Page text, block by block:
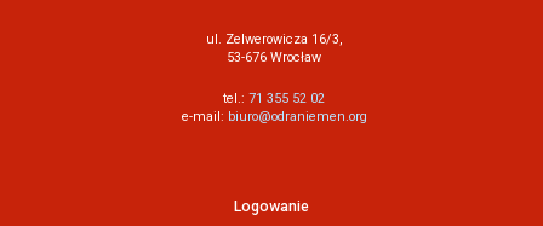
ul. Zelwerowicza 16/3,
53-676 Wrocław
tel.: 71 355 52 02
e-mail: biuro@odraniemen.org
Logowanie